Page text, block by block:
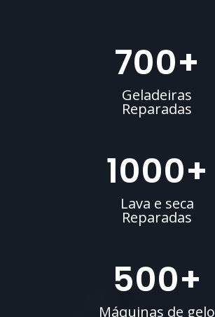
700+
Geladeiras
Reparadas
1000+
Lava e seca
Reparadas
500+
Máquinas de gelo